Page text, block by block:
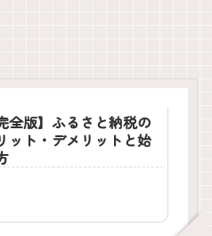
全版】ふるさと納税の
ット・デメリットと始